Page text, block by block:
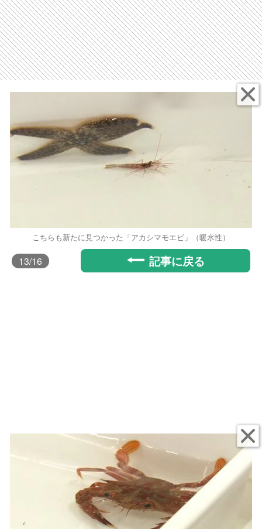
こちらも新たに見つかった「アカシマモエビ」（暖水性）
13/16 記事に戻る